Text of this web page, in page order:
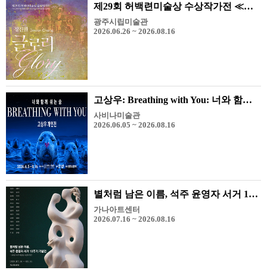
제29회 허백련미술상 수상작가전 ≪장진원-Glory≫
광주시립미술관
2026.06.26 ~ 2026.08.16
고상우: Breathing with You: 너와 함께 쉬는 숨
사비나미술관
2026.06.05 ~ 2026.08.16
별처럼 남은 이름, 석주 윤영자 서거 10주기 기념전 - 그리고 석주 미술상 수상 작가전
가나아트센터
2026.07.16 ~ 2026.08.16